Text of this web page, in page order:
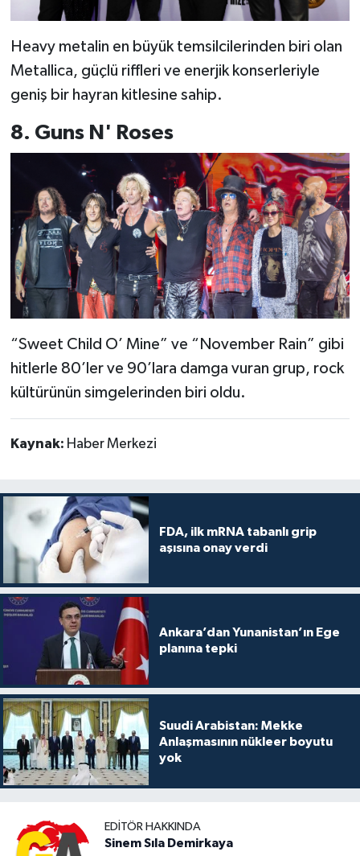
Heavy metalin en büyük temsilcilerinden biri olan
Metallica, güçlü riffleri ve enerjik konserleriyle
geniş bir hayran kitlesine sahip.
8. Guns N' Roses
“Sweet Child O’ Mine” ve “November Rain” gibi
hitlerle 80’ler ve 90’lara damga vuran grup, rock
kültürünün simgelerinden biri oldu.
Kaynak: Haber Merkezi
FDA, ilk mRNA tabanlı grip
aşısına onay verdi
Ankara’dan Yunanistan’ın Ege
planına tepki
Suudi Arabistan: Mekke
Anlaşmasının nükleer boyutu
yok
EDITÖR HAKKINDA
Sinem Sıla Demirkaya